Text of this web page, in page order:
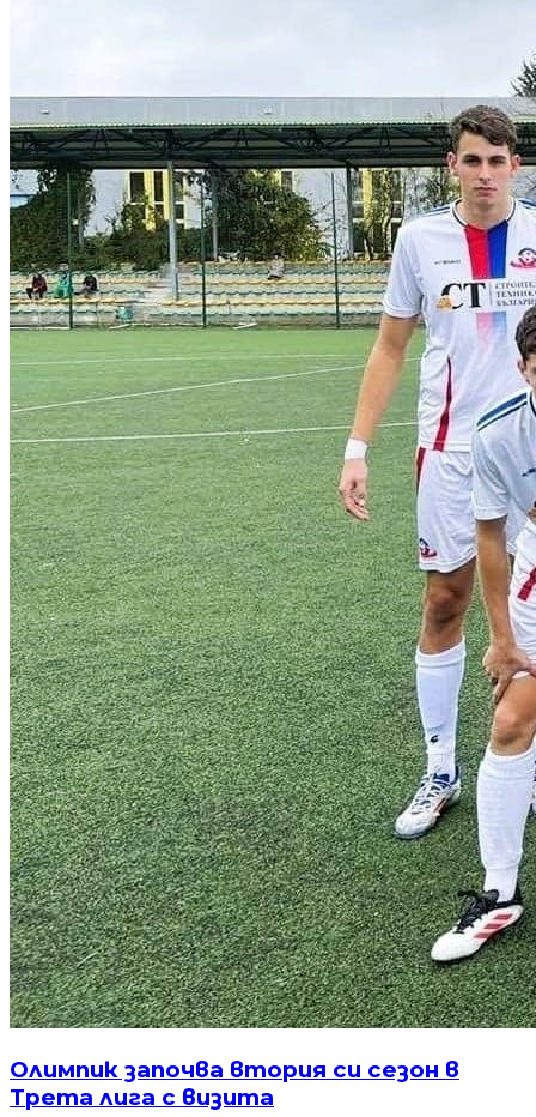
Олимпик започва втория си сезон в
Трета лига с визита